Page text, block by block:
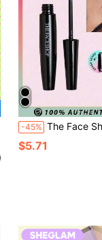
-45% The Face Shop Máscara de pestañas volumizadora, resistente al agua y al sudor Freshian
$5.71